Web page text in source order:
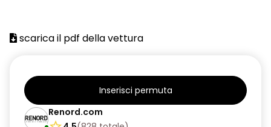
airbag frontale conducente e passeggero
alzacristalli posteriori elettrici impulsionali
assistenza alla frenata d'emergenza
attacco isofix
scarica il pdf della vettura
Inserisci permuta
Renord.com